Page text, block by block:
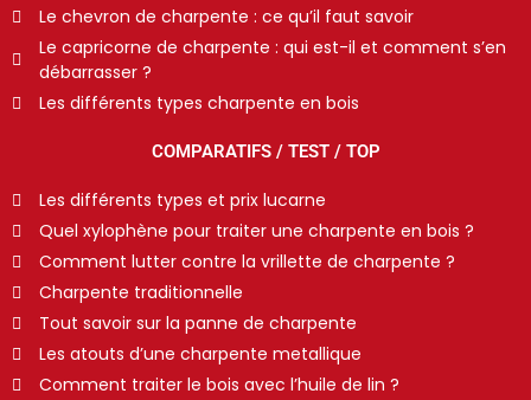
Le chevron de charpente : ce qu’il faut savoir
Le capricorne de charpente : qui est-il et comment s’en
débarrasser ?
Les différents types charpente en bois
COMPARATIFS / TEST / TOP
Les différents types et prix lucarne
Quel xylophène pour traiter une charpente en bois ?
Comment lutter contre la vrillette de charpente ?
Charpente traditionnelle
Tout savoir sur la panne de charpente
Les atouts d’une charpente metallique
Comment traiter le bois avec l’huile de lin ?